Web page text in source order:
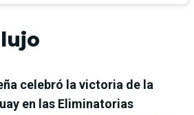
celebró la victoria de la
en las Eliminatorias